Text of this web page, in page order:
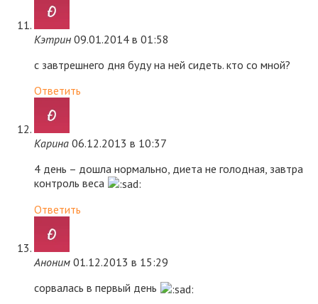
Кэтрин 09.01.2014 в 01:58
с завтрешнего дня буду на ней сидеть. кто со мной?
Ответить
Карина 06.12.2013 в 10:37
4 день – дошла нормально, диета не голодная, завтра
контроль веса
Ответить
Аноним 01.12.2013 в 15:29
сорвалась в первый день